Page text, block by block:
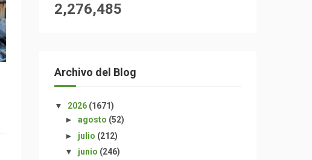
2,276,485
Archivo del Blog
▼ 2026 (1671)
► agosto (52)
► julio (212)
▼ junio (246)